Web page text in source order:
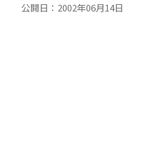
公開日： 2002年06月14日